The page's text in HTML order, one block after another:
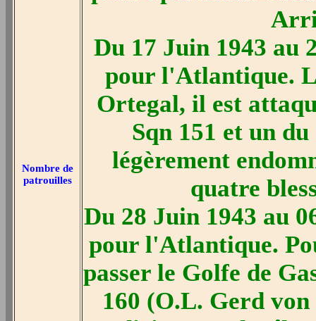
Nombre de
patrouilles
Du 17 Juin 1943 au
pour l'Atlantique.
Ortegal, il est
Sqn 151 et un
légèrement
quatre
Du 28 Juin 1943 au
pour l'Atlantique.
passer le Golfe de
160 (O.L. Gerd